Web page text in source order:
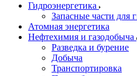
Гидроэнергетика
Запасные части для
Атомная энергетика
Нефтехимия и газодобыча
Разведка и бурение
Добыча
Транспортировка